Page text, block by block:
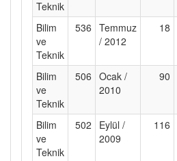
Teknik
Bilim
ve
Teknik
536 Temmuz
/ 2012
18
Bilim
ve
Teknik
506 Ocak /
2010
90
Bilim
ve
Teknik
502
Eylül /
2009
116